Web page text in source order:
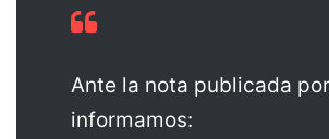
Ante la nota publicada por
informamos: